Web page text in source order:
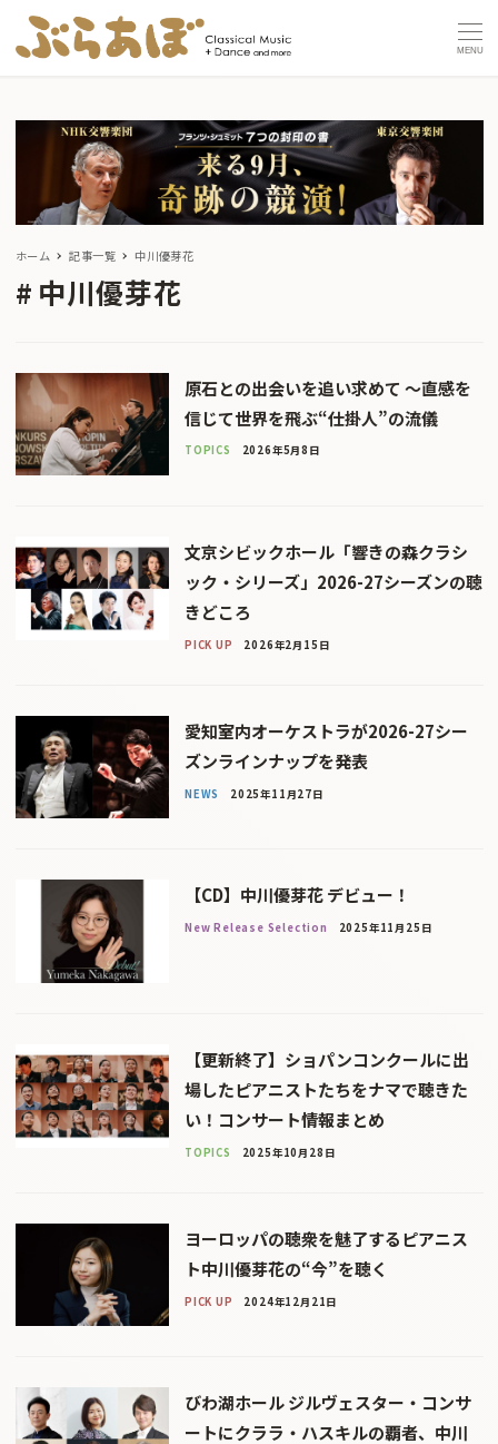
MENU
ホーム 記事一覧 中川優芽花
中川優芽花
原石との出会いを追い求めて 〜直感を
信じて世界を飛ぶ“仕掛人”の流儀
TOPICS 2026年5月8日
文京シビックホール「響きの森クラシ
ック・シリーズ」2026-27シーズンの聴
きどころ
PICK UP 2026年2月15日
愛知室内オーケストラが2026-27シー
ズンラインナップを発表
NEWS 2025年11月27日
【CD】中川優芽花 デビュー！
New Release Selection 2025年11月25日
【更新終了】ショパンコンクールに出
場したピアニストたちをナマで聴きた
い！コンサート情報まとめ
TOPICS 2025年10月28日
ヨーロッパの聴衆を魅了するピアニス
ト中川優芽花の“今”を聴く
PICK UP 2024年12月21日
びわ湖ホール ジルヴェスター・コンサ
ートにクララ・ハスキルの覇者、中川